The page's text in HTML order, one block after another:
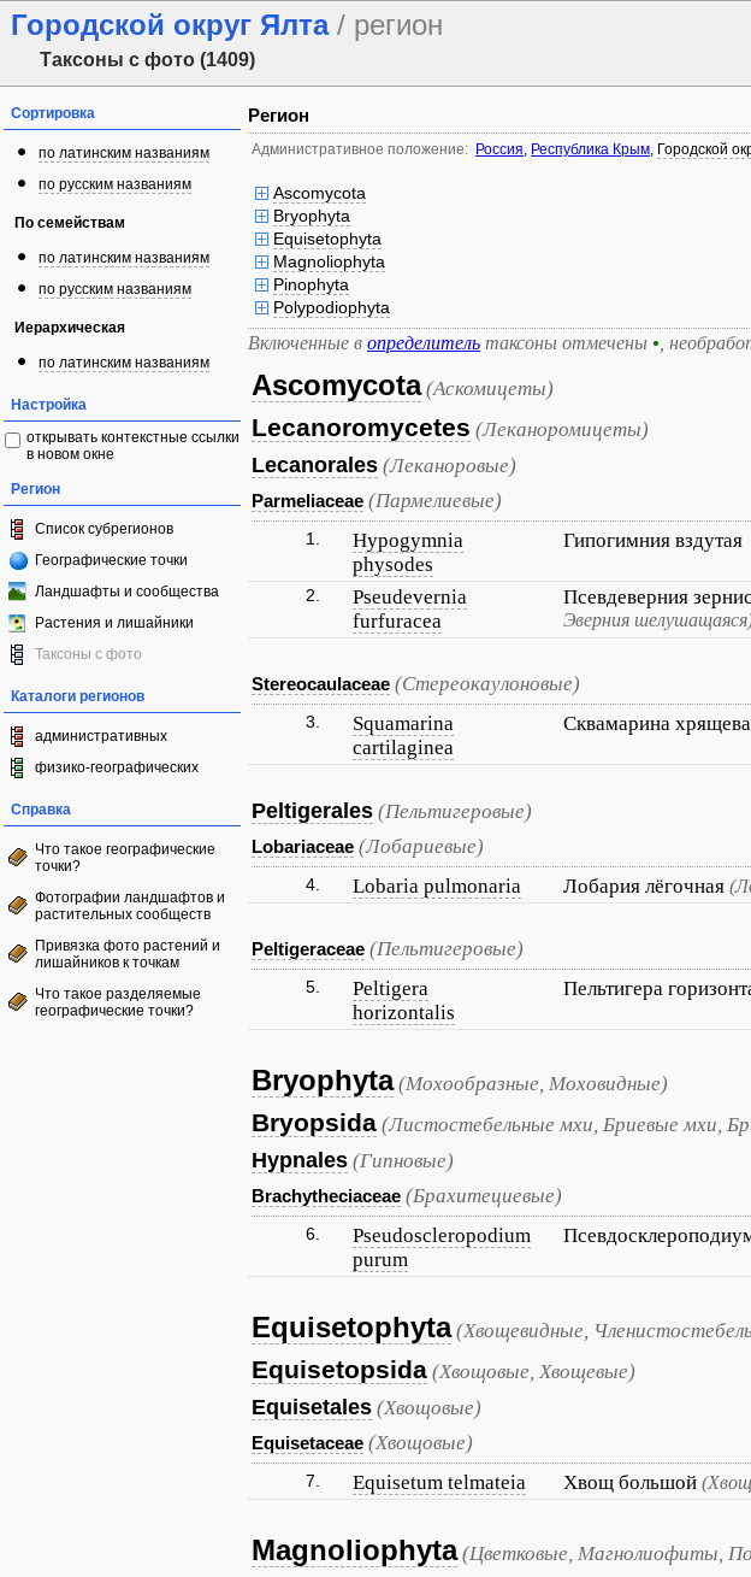
Городской округ Ялта/ регион
Таксоны с фото (1409)
Сортировка
по латинским названиям
по русским названиям
По семействам
по латинским названиям
по русским названиям
Иерархическая
по латинским названиям
Настройка
открывать контекстные ссылки
в новом окне
Регион
Список субрегионов
Географические точки
Ландшафты и сообщества
Растения и лишайники
Таксоны с фото
Каталоги регионов
административных
физико-географических
Справка
Что такое географические
точки?
Фотографии ландшафтов и
растительных сообществ
Привязка фото растений и
лишайников к точкам
Что такое разделяемые
географические точки?
Регион
Административное положение: Россия, Республика Крым, Городской
Ascomycota
Bryophyta
Equisetophyta
Magnoliophyta
Pinophyta
Polypodiophyta
Включенные в определитель таксоны отмечены • ,
Ascomycota (Аскомицеты)
Lecanoromycetes (Леканоромицеты)
Lecanorales (Леканоровые)
Parmeliaceae (Пармелиевые)
1.
Hypogymnia
physodes
Гипогимния вздутая
2.
Pseudevernia
furfuracea
Псевдеверния
Эверния
Stereocaulaceae (Стереокаулоновые)
3.
Squamarina
cartilaginea
Сквамарина
Peltigerales (Пельтигеровые)
Lobariaceae (Лобариевые)
4. Lobaria pulmonaria Лобария лёгочная
Peltigeraceae (Пельтигеровые)
5.
Peltigera
horizontalis
Пельтигера
Bryophyta (Мохообразные, Моховидные)
Bryopsida (Листостебельные мхи, Бриевые мхи,
Hypnales (Гипновые)
Brachytheciaceae (Брахитециевые)
6.
Pseudoscleropodium
purum
Equisetophyta (Хвощевидные,
Equisetopsida (Хвощовые, Хвощевые)
Equisetales (Хвощовые)
Equisetaceae (Хвощовые)
7. Equisetum telmateia Хвощ большой
Magnoliophyta (Цветковые, Магнолиофиты,